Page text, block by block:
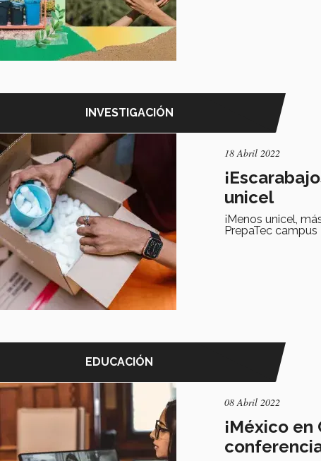
INVESTIGACIÓN
18 Abril 2022
unicel
¡Menos unicel,
PrepaTec campus
EDUCACIÓN
08 Abril 2022
¡México